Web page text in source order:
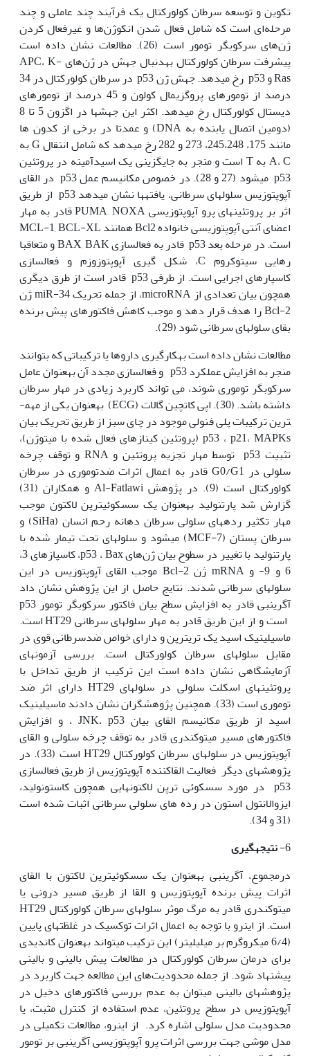
تکوین و توسعه سرطان کولورکتال یک فرآیند چند عاملی و چند
مرحله‌ای است که شامل فعال شدن انکوژن‌ها و غیرفعال کردن
ژن‌های سرکوب­گر تومور است (26). مطالعات نشان داده است
پیشرفت سرطان کولورکتال به‫دنبال جهش در ژن‌های APC، K-
Ras و p53 رخ می­دهد. جهش ژن p53 در سرطان کولورکتال در 34
درصد از تومورهای پروگزیمال کولون و 45 درصد از تومورهای
دیستال کولورکتال رخ می­دهد. اکثر این جهش­ها در اگزون 5 تا 8
(دومین اتصال یابنده به DNA) و عمدتا در برخی از کدون ها
مانند 175، 245،248، 273 و 282 رخ می­دهد که شامل انتقال G به
A، C به T است و منجر به جایگزینی یک اسیدآمینه در پروتئین
p53 می‫شود (27 و 28). در خصوص مکانیسم عمل p53 در القای
آپوپتوزیس سلول‫های سرطانی، یافته‫ها نشان می‫دهد p53 از طریق
اثر بر پروتئین‫های پرو آپوپتوزیسی PUMA, NOXA قادر به مهار
اعضای آنتی آپوپتوزیسی خانواده Bcl2 همانند MCL-1, BCL-XL
است. در مرحله بعد p53 قادر به فعال‫سازی BAX, BAK و متعاقبا
رهایی سیتوکروم C، شکل گیری آپوپتوزوزم و فعال‫سازی
کاسپارهای اجرایی است. از طرفی p53 قادر است از طرق دیگری
همچون بیان تعدادی از microRNA، از جمله تحریک miR-34 ژن
Bcl-2 را هدف قرار دهد و موجب کاهش فاکتورهای پیش برنده
بقای سلول‫های سرطانی شود (29).
مطالعات نشان داده است به‫کارگیری داروها یا ترکیباتی که بتوانند
منجر به افزایش عملکرد p53 و فعالسازی مجدد آن به‫عنوان عامل
سرکوب‫گر توموری شوند، می تواند کاربرد زیادی در مهار سرطان
داشته باشد. (30). اپی کاتچین گالات (ECG) به‫عنوان یکی از مهم­
ترین ترکیبات پلی فنولی موجود در چای سبز از طریق تحریک بیان
p53 ، p21، MAPKs (پروتئین کینازهای فعال شده با میتوژن)،
تثبیت p53 توسط مهار تجزیه پروتئین و RNA و توقف چرخه
سلولی در G0/G1 قادر به اعمال اثرات ضدتوموری در سرطان
کولورکتال است (9). در پژوهش Al-Fatlawi و همکاران (31)
گزارش شد پارتنولید به‫عنوان یک سسکوئی‫ترپن لاکتون موجب
مهار تکثیر رده‫های سلولی سرطان دهانه رحم انسان (SiHa) و
سرطان پستان (MCF-7) می­شود و سلول‫های تحت تیمار شده با
پارتنولید با تغییر در سطوح بیان ژن‌های p53 ، Bax، کاسپازهای 3،
6 و 9- و mRNA ژن Bcl-2 موجب القای آپوپتوزیس در این
سلول‫های سرطانی شدند. نتایج حاصل از این پژوهش نشان داد
آگرین‫بی قادر به افزایش سطح بیان فاکتور سرکوب­گر تومور p53
است و از این طریق قادر به مهار سلول‫های سرطانی HT29 است.
ماسیلینیک اسید یک تری­ترپن و دارای خواص ضدسرطانی قوی در
مقابل سلول‫های سرطان کولورکتال است. بررسی آزمون­های
آزمایشگاهی نشان داده است این ترکیب از طریق تداخل با
پروتئین­های اسکلت سلولی در سلول‫های HT29 دارای اثر ضد
توموری است (33). همچنین پژوهش‫گران نشان دادند ماسیلینیک
اسید از طریق مکانیسم القای بیان JNK، p53 ، و افزایش
فاکتورهای مسیر میتوکندری قادر به توقف چرخه سلولی و القای
آپوپتوزیس در سلول‫های سرطان کولورکتال HT29 است (33). در
پژوهش‫های دیگر فعالیت القاکننده آپوپتوزیس از طریق فعالسازی
p53 در مورد سسکوئی ترپن لاکتون­هایی همچون کاستونولید،
ایزوالانتول استون در رده های سلولی سرطانی اثبات شده است
(31 و 34).
6- نتیجه­گیری
درمجموع، آگرین‫بی به‫عنوان یک سسکوئی­ترپن لاکتون با القای
اثرات پیش برنده آپوپتوزیس و القا از طریق مسیر درونی یا
میتوکندری قادر به مرگ موثر سلول‫های سرطان کولورکتال HT29
است. از این‫رو با توجه به اعمال اثرات توکسیک در غلظت­های پایین
(6/4 میکروگرم بر میلی‫لیتر) این ترکیب می­تواند به‫عنوان کاندیدی
برای درمان سرطان کولورکتال در مطالعات پیش بالینی و بالینی
پیشنهاد شود. از جمله محدودیت‌های این مطالعه جهت کاربرد در
پژوهش­های بالینی می­توان به عدم بررسی فاکتورهای دخیل در
آپوپتوزیس در سطح پروتئین، عدم استفاده از کنترل مثبت، یا
محدودیت مدل سلولی اشاره کرد. از این‫رو، مطالعات تکمیلی در
مدل موشی جهت بررسی اثرات پرو‫ آپوپتوزیسی آگرین‫بی بر تومور